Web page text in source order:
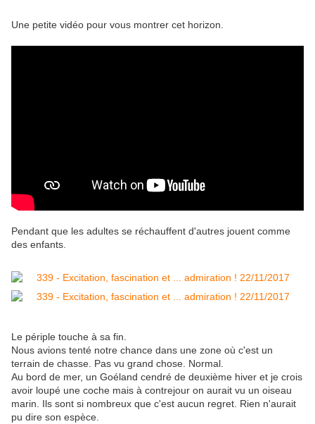
Une petite vidéo pour vous montrer cet horizon.
Pendant que les adultes se réchauffent d'autres jouent comme
des enfants.
Le périple touche à sa fin.
Nous avions tenté notre chance dans une zone où c'est un
terrain de chasse. Pas vu grand chose. Normal.
Au bord de mer, un Goéland cendré de deuxième hiver et je crois
avoir loupé une coche mais à contrejour on aurait vu un oiseau
marin. Ils sont si nombreux que c'est aucun regret. Rien n'aurait
pu dire son espèce.